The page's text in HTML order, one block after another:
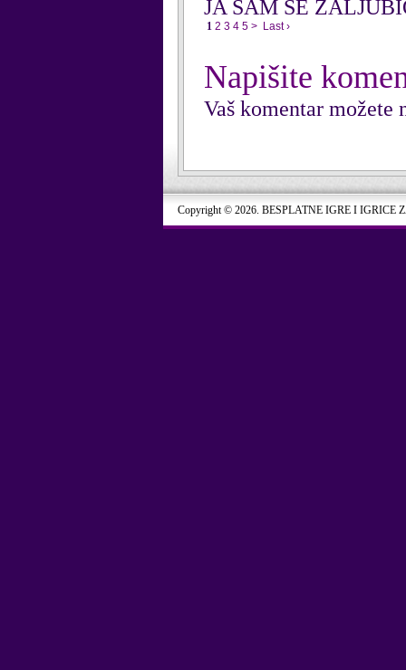
JA SAM SE
1 2 3 4 5 > Last ›
Napišite
Vaš komentar možete
Copyright © 2026. BESPLATNE IGRE I IGRICE